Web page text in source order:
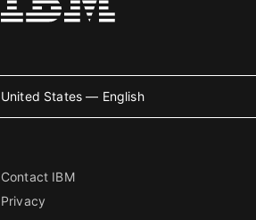
United States — English
Contact IBM
Privacy